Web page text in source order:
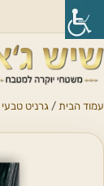
עמוד הבית / גרניט טבעי